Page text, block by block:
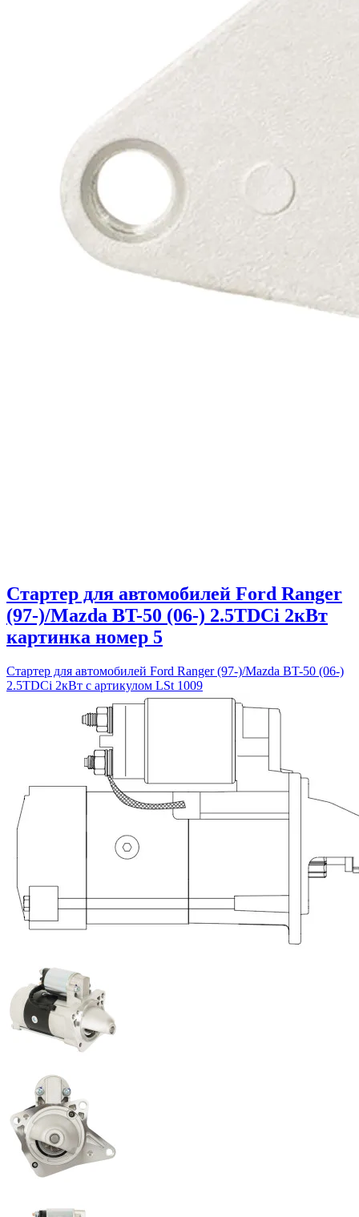
Стартер для автомобилей Ford Ranger
(97-)/Mazda BT-50 (06-) 2.5TDCi 2кВт
картинка номер 5
Стартер для автомобилей Ford Ranger (97-)/Mazda BT-50 (06-)
2.5TDCi 2кВт с артикулом LSt 1009